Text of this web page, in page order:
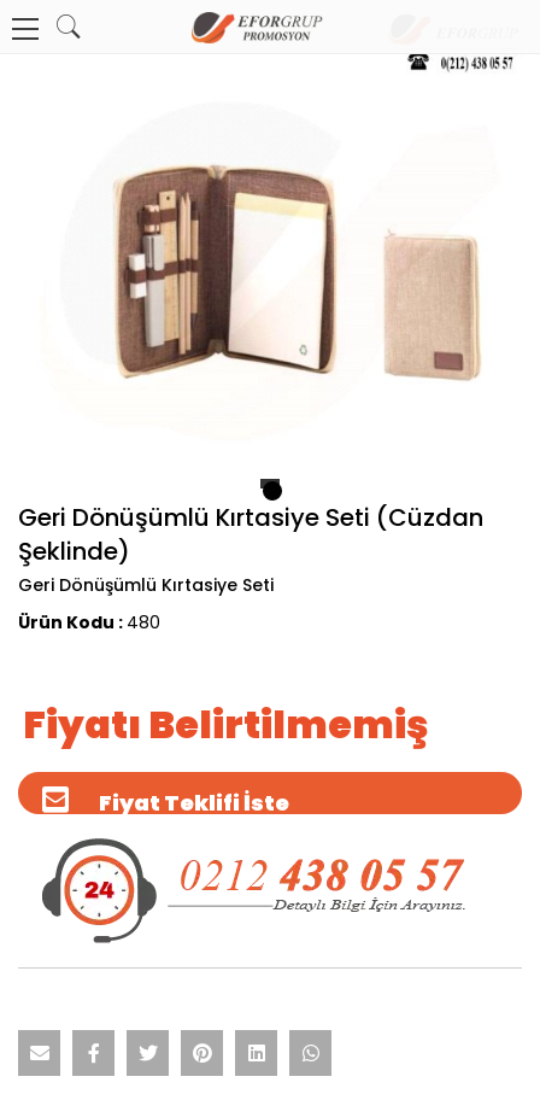
Geri Dönüşümlü Kırtasiye Seti (Cüzdan
Şeklinde)
Geri Dönüşümlü Kırtasiye Seti
Ürün Kodu : 480
Fiyatı Belirtilmemiş
Fiyat Teklifi İste